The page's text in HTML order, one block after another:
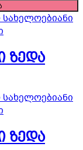
ზედა
ზედა